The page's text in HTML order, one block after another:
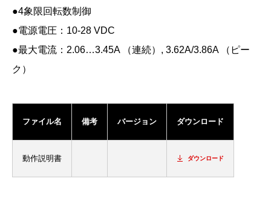
●4象限回転数制御
●電源電圧：10-28 VDC
●最大電流：2.06…3.45A （連続）, 3.62A/3.86A （ピー
ク）
ファイル名 備考 バージョン ダウンロード
動作説明書 ダウンロード